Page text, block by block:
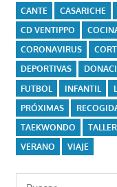
CANTE
CASARICHE
CD VENTIPPO
CORONAVIRUS
DEPORTIVAS
FUTBOL
INFANTIL
PRÓXIMAS
TAEKWONDO
TALLER
VERANO
VIAJE
Buscar: